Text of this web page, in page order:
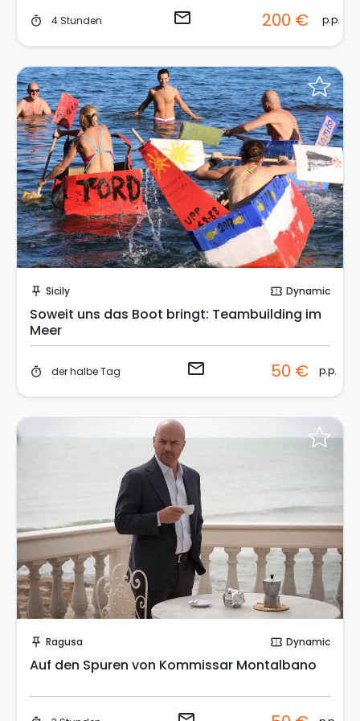
timer 4 Stunden email 200 € p.p.
push_pin Sicily confirmation_number Dynamic
Soweit uns das Boot bringt: Teambuilding im
Meer
timer der halbe Tag email 50 € p.p.
push_pin Ragusa confirmation_number Dynamic
Auf den Spuren von Kommissar Montalbano